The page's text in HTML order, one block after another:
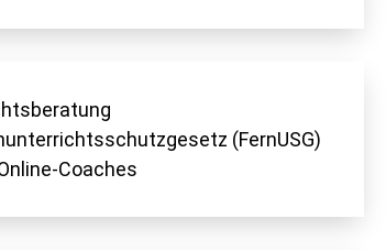
(FernUSG)
Coaches